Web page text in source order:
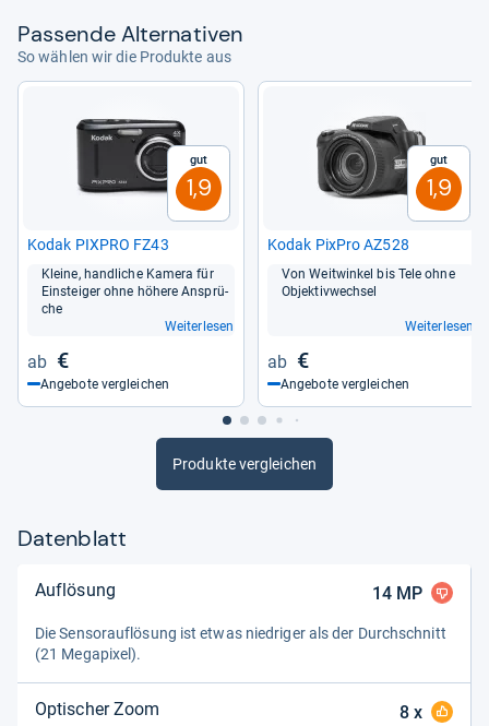
Pas­sende Alter­na­ti­ven
So wählen wir die Produkte aus
Gut
1,9
Kodak PIX­PRO FZ43
Kleine, hand­li­che Kamera für
Ein­stei­ger ohne höhere Ansprü­
che
Weiterlesen
€
Angebote vergleichen
Gut
1,9
Kodak Pix­Pro AZ528
Von Weit­win­kel bis Tele ohne
Objek­tiv­wech­sel
Weiterlesen
€
Angebote vergleichen
Produkte vergleichen
Datenblatt
Auflösung 14MP
Die Sen­sorauf­lö­sung ist etwas nied­ri­ger als der Durch­schnitt
(21 Mega­pi­xel).
Optischer Zoom 8x